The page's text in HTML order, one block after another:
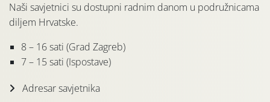
Naši savjetnici su dostupni radnim danom u podružnicama
diljem Hrvatske.
8 – 16 sati (Grad Zagreb)
7 – 15 sati (Ispostave)
Adresar savjetnika